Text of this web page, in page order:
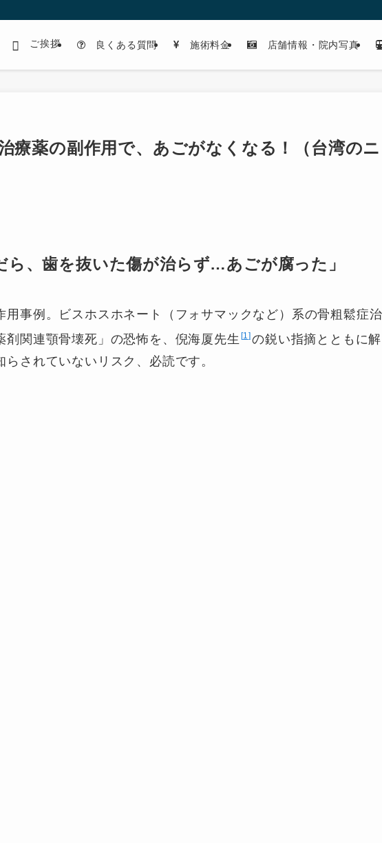
ご挨拶 良くある質問 施術料金 店舗情報・院内写真
療薬の副作用で、あごがなくなる！（台湾のニ
ら、歯を抜いた傷が治らず…あごが腐った」
用事例。ビスホスホネート（フォサマックなど）系の骨粗鬆症治
関連顎骨壊死」の恐怖を、倪海厦先生 1 の鋭い指摘とともに解
されていないリスク、必読です。